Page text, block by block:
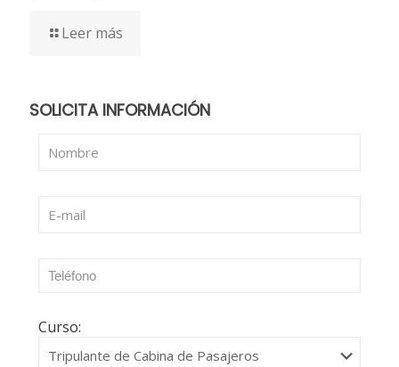
Leer más
SOLICITA INFORMACIÓN
Curso: